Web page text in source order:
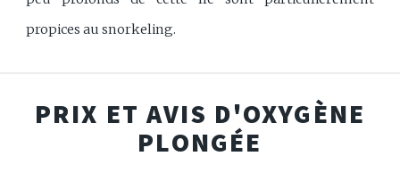
propices au snorkeling.
PRIX ET AVIS D'OXYGÈNE
PLONGÉE